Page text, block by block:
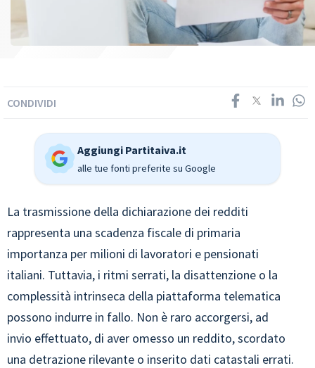
CONDIVIDI
Aggiungi Partitaiva.it
alle tue fonti preferite su Google
La trasmissione della dichiarazione dei redditi
rappresenta una scadenza fiscale di primaria
importanza per milioni di lavoratori e pensionati
italiani. Tuttavia, i ritmi serrati, la disattenzione o la
complessità intrinseca della piattaforma telematica
possono indurre in fallo. Non è raro accorgersi, ad
invio effettuato, di aver omesso un reddito, scordato
una detrazione rilevante o inserito dati catastali errati.